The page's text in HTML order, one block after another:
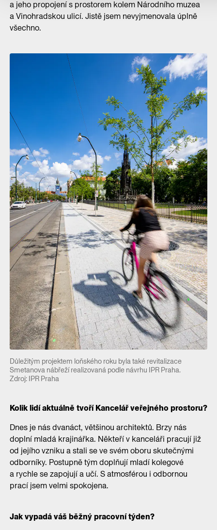
a jeho propojení s prostorem kolem Národního muzea
a Vinohradskou ulicí. Jistě jsem nevyjmenovala úplně
všechno.
Důležitým projektem loňského roku byla také revitalizace
Smetanova nábřeží realizovaná podle návrhu IPR Praha.
Zdroj: IPR Praha
Kolik lidí aktuálně tvoří Kancelář veřejného prostoru?
Dnes je nás dvanáct, většinou architektů. Brzy nás
doplní mladá krajinářka. Někteří v kanceláři pracují již
od jejího vzniku a stali se ve svém oboru skutečnými
odborníky. Postupně tým doplňují mladí kolegové
a rychle se zapojují a učí. S atmosférou i odbornou
prací jsem velmi spokojena.
Jak vypadá váš běžný pracovní týden?